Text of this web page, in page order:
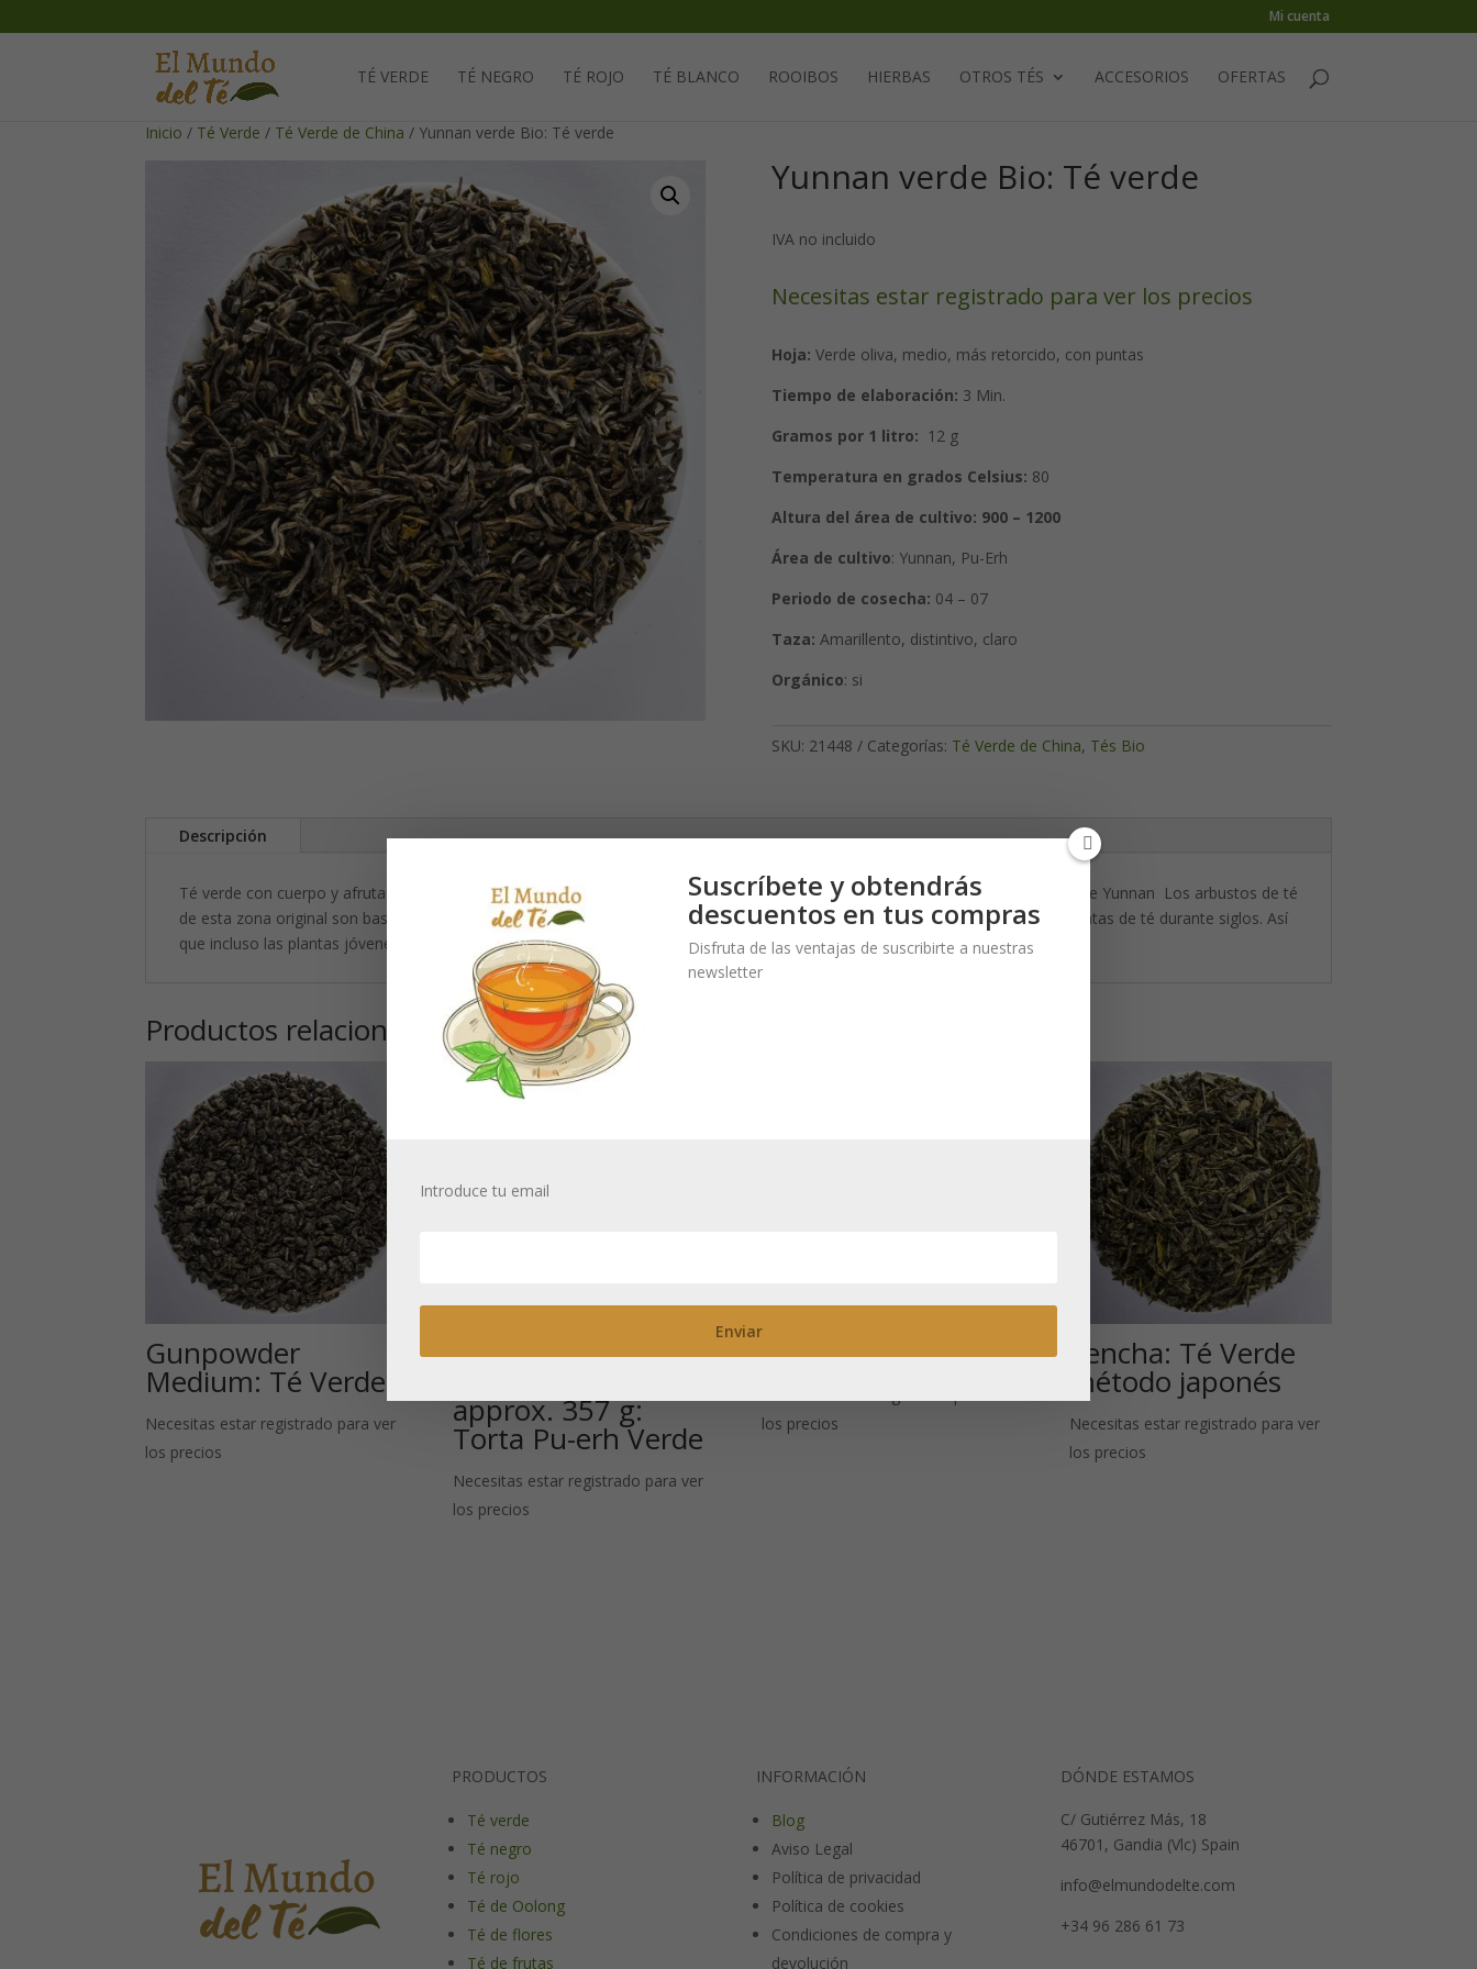
Mi cuenta
TÉ VERDE TÉ NEGRO TÉ ROJO TÉ BLANCO ROOIBOS HIERBAS OTROS TÉS ACCESORIOS OFERTAS
Inicio / Té Verde / Té Verde de China / Yunnan verde Bio: Té verde
Yunnan verde Bio: Té verde
IVA no incluido
Necesitas estar registrado para ver los precios
Hoja: Verde oliva, medio, más retorcido, con puntas
Tiempo de elaboración: 3 Min.
Gramos por 1 litro: 12 g
Temperatura en grados Celsius: 80
Altura del área de cultivo: 900 – 1200
Área de cultivo: Yunnan, Pu-Erh
Periodo de cosecha: 04 – 07
Taza: Amarillento, distintivo, claro
Orgánico: si
SKU: 21448 Categorías: Té Verde de China, Tés Bio
Descripción
Té verde con cuerpo y afrutado de calidad orgánica con hojas limpias y puntas ligeras. Distintivo debido a su carácter especial de Yunnan Los arbustos de té
de esta zona original son bastante jóvenes, de unos 20 años de edad. Pero crecen en una tierra que ha sido el hogar de las plantas de té durante siglos. Así
que incluso las plantas jóvenes pueden proporcionar un té maduro.
Productos relacionados
Gunpowder
Medium: Té Verde
Necesitas estar registrado para ver
los precios
Pu-Erh Verde
approx. 357 g:
Torta Pu-erh Verde
Necesitas estar registrado para ver
los precios
Jazmín: Té Verde
los precios
Sencha: Té Verde
método japonés
Necesitas estar registrado para ver
los precios
PRODUCTOS
Té verde
Té negro
Té rojo
Té de Oolong
Té de flores
Té de frutas
INFORMACIÓN
Blog
Aviso Legal
Política de privacidad
Política de cookies
Condiciones de compra y
devolución
DÓNDE ESTAMOS
C/ Gutiérrez Más, 18
46701, Gandia (Vlc) Spain
info@elmundodelte.com
+34 96 286 61 73
Suscríbete y obtendrás
descuentos en tus compras
Disfruta de las ventajas de suscribirte a nuestras
newsletter
Introduce tu email